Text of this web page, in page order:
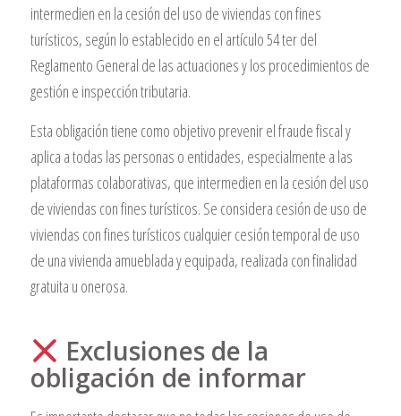
intermedien en la cesión del uso de viviendas con fines
turísticos, según lo establecido en el artículo 54 ter del
Reglamento General de las actuaciones y los procedimientos de
gestión e inspección tributaria.
Esta obligación tiene como objetivo prevenir el fraude fiscal y
aplica a todas las personas o entidades, especialmente a las
plataformas colaborativas, que intermedien en la cesión del uso
de viviendas con fines turísticos. Se considera cesión de uso de
viviendas con fines turísticos cualquier cesión temporal de uso
de una vivienda amueblada y equipada, realizada con finalidad
gratuita u onerosa.
Exclusiones de la
obligación de informar